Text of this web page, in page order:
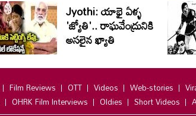
Jyothi: యాభై ఏళ్ళ
'జ్యోతి'.. రాఘవేంద్రునికి
అసలైన ఖ్యాతి
Film Reviews OTT Videos Web-stories
OHRK Film Interviews Oldies Short Videos